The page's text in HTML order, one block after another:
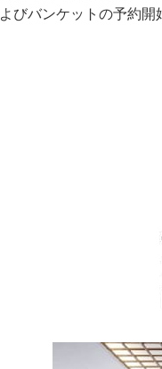
よびバンケットの予約開